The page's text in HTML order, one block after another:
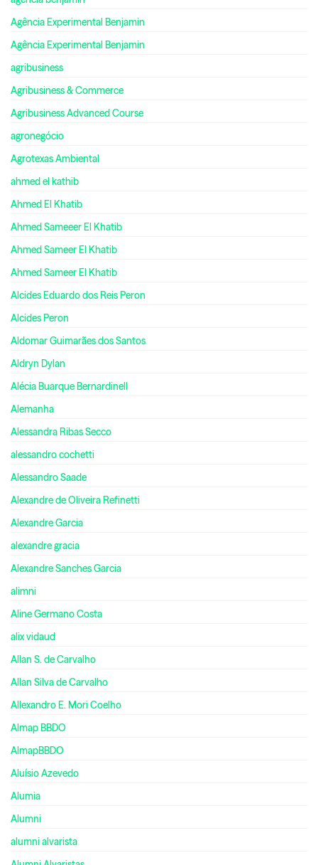
Agência Experimental Benjamin
Agência Experimental Benjamin
agribusiness
Agribusiness & Commerce
Agribusiness Advanced Course
agronegócio
Agrotexas Ambiental
ahmed el kathib
Ahmed El Khatib
Ahmed Sameeer El Khatib
Ahmed Sameer El Khatib
Ahmed Sameer El Khatib
Alcides Eduardo dos Reis Peron
Alcides Peron
Aldomar Guimarães dos Santos
Aldryn Dylan
Alécia Buarque Bernardinell
Alemanha
Alessandra Ribas Secco
alessandro cochetti
Alessandro Saade
Alexandre de Oliveira Refinetti
Alexandre Garcia
alexandre gracia
Alexandre Sanches Garcia
alimni
Aline Germano Costa
alix vidaud
Allan S. de Carvalho
Allan Silva de Carvalho
Allexandro E. Mori Coelho
Almap BBDO
AlmapBBDO
Aluísio Azevedo
Alumia
Alumni
alumni alvarista